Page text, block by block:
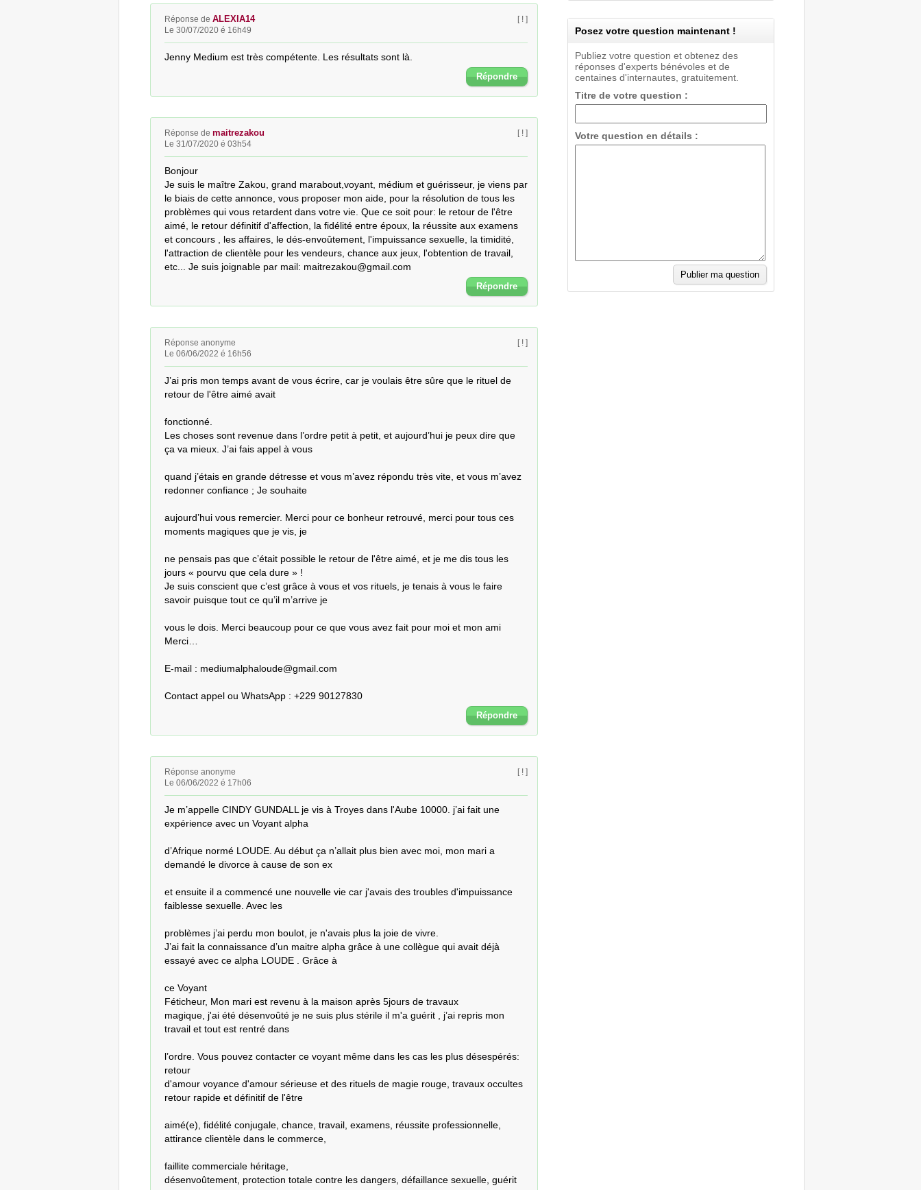
Réponse de ALEXIA14
Le 30/07/2020 é 16h49
[ ! ]
Jenny Medium est très compétente. Les résultats sont là.
Répondre
Réponse de maitrezakou
Le 31/07/2020 é 03h54
[ ! ]
Bonjour
Je suis le maître Zakou, grand marabout,voyant, médium et guérisseur, je viens par
le biais de cette annonce, vous proposer mon aide, pour la résolution de tous les
problèmes qui vous retardent dans votre vie. Que ce soit pour: le retour de l'être
aimé, le retour définitif d'affection, la fidélité entre époux, la réussite aux examens
et concours , les affaires, le dés-envoûtement, l'impuissance sexuelle, la timidité,
l'attraction de clientèle pour les vendeurs, chance aux jeux, l'obtention de travail,
etc... Je suis joignable par mail: maitrezakou@gmail.com
Répondre
Réponse anonyme
Le 06/06/2022 é 16h56
[ ! ]
J’ai pris mon temps avant de vous écrire, car je voulais être sûre que le rituel de
retour de l'être aimé avait
fonctionné.
Les choses sont revenue dans l’ordre petit à petit, et aujourd’hui je peux dire que
ça va mieux. J’ai fais appel à vous
quand j’étais en grande détresse et vous m’avez répondu très vite, et vous m’avez
redonner confiance ; Je souhaite
aujourd’hui vous remercier. Merci pour ce bonheur retrouvé, merci pour tous ces
moments magiques que je vis, je
ne pensais pas que c’était possible le retour de l'être aimé, et je me dis tous les
jours « pourvu que cela dure » !
Je suis conscient que c’est grâce à vous et vos rituels, je tenais à vous le faire
savoir puisque tout ce qu’il m’arrive je
vous le dois. Merci beaucoup pour ce que vous avez fait pour moi et mon ami
Merci…
E-mail : mediumalphaloude@gmail.com
Contact appel ou WhatsApp : +229 90127830
Répondre
Réponse anonyme
Le 06/06/2022 é 17h06
[ ! ]
Je m’appelle CINDY GUNDALL je vis à Troyes dans l'Aube 10000. j’ai fait une
expérience avec un Voyant alpha
d’Afrique normé LOUDE. Au début ça n’allait plus bien avec moi, mon mari a
demandé le divorce à cause de son ex
et ensuite il a commencé une nouvelle vie car j'avais des troubles d'impuissance
faiblesse sexuelle. Avec les
problèmes j’ai perdu mon boulot, je n'avais plus la joie de vivre.
J’ai fait la connaissance d’un maitre alpha grâce à une collègue qui avait déjà
essayé avec ce alpha LOUDE . Grâce à
ce Voyant
Féticheur, Mon mari est revenu à la maison après 5jours de travaux
magique, j'ai été désenvoûté je ne suis plus stérile il m'a guérit , j’ai repris mon
travail et tout est rentré dans
l’ordre. Vous pouvez contacter ce voyant même dans les cas les plus désespérés:
retour
d'amour voyance d'amour sérieuse et des rituels de magie rouge, travaux occultes
retour rapide et définitif de l'être
aimé(e), fidélité conjugale, chance, travail, examens, réussite professionnelle,
attirance clientèle dans le commerce,
faillite commerciale héritage,
désenvoûtement, protection totale contre les dangers, défaillance sexuelle, guérit
Posez votre question maintenant !
Publiez votre question et obtenez des
réponses d'experts bénévoles et de
centaines d'internautes, gratuitement.
Titre de votre question :
Votre question en détails :